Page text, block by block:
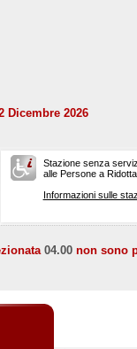
Dicembre 2026
Stazione senza
alle Persone a
Informazioni sulle
04.00 non sono